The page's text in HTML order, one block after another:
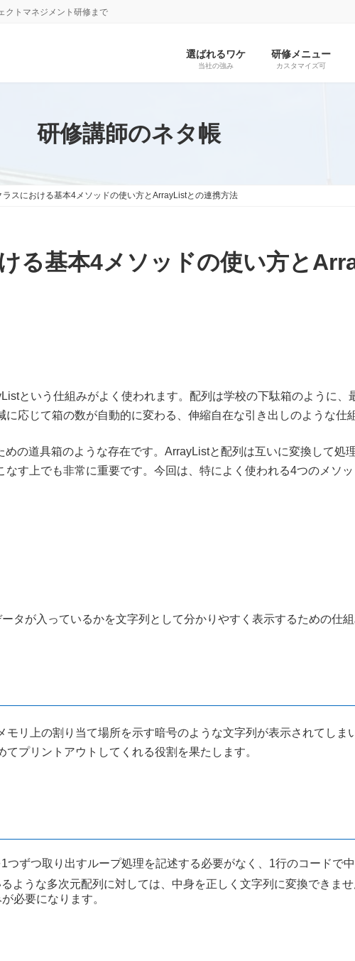
クトマネジメント研修まで
選ばれるワケ
当社の強み
研修メニュー
カスタマイズ可
研修講師のネタ帳
スにおける基本4メソッドの使い方とArrayListとの連携方法
る基本4メソッドの使い方と
という仕組みがよく使われます。配列は学校の下駄箱のように、
応じて箱の数が自動的に変わる、伸縮自在な引き出しのような仕
の道具箱のような存在です。ArrayListと配列は互いに変換して処
す上でも非常に重要です。今回は、特によく使われる4つのメソ
タが入っているかを文字列として分かりやすく表示するための仕組
リ上の割り当て場所を示す暗号のような文字列が表示されてしま
プリントアウトしてくれる役割を果たします。
ずつ取り出すループ処理を記述する必要がなく、1行のコードで中
ような多次元配列に対しては、中身を正しく文字列に変換できま
必要になります。